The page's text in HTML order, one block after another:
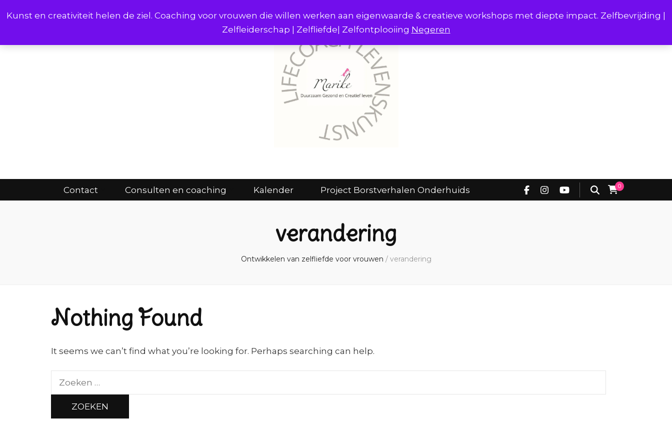
Kunst en creativiteit helen de ziel. Coaching voor vrouwen die willen werken aan eigenwaarde & creatieve workshops met diepte impact. Zelfbevrijding |
Zelfleiderschap | Zelfliefde| Zelfontplooiing Negeren
Contact Consulten en coaching Kalender Project Borstverhalen Onderhuids 0
Contact Consulten en coaching Kalender Project Borstverhalen Onderhuids
verandering
Ontwikkelen van zelfliefde voor vrouwen / verandering
Nothing Found
It seems we can’t find what you’re looking for. Perhaps searching can help.
Zoeken